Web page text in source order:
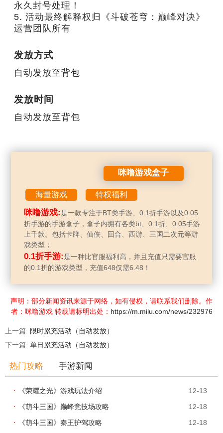
永久封号处理！
5. 活动最终解释权归《斗破苍穹：巅峰对决》
运营团队所有
发放方式
自动发放至背包
发放时间
自动发放至背包
咪噜游戏盒子
海量游戏 特权福利
咪噜游戏:是一款专注于BT类手游、0.1折手游以及0.05
折手游的手游盒子，盒子内拥有各类bt、0.1折、0.05手游
上千款。包括卡牌、仙侠、回合、西游、三国二次元等游
戏类型；
0.1折手游:是一种比官服福利高，并且充值只需要官服
的0.1折的游戏类型，充值648仅需6.48！
声明：部分新闻资讯来源于网络，如有侵权，请联系我们删除。作
者：咪噜游戏 转载请标明出处： https://m.milu.com/news/232976
上一篇: 限时累充活动（自动发放）
下一篇: 单日累充活动（自动发放）
热门攻略 手游新闻
《荣耀之光》游戏玩法介绍 12-13
《萌斗三国》巅峰竞技场攻略 12-18
《萌斗三国》秦王护驾攻略 12-18